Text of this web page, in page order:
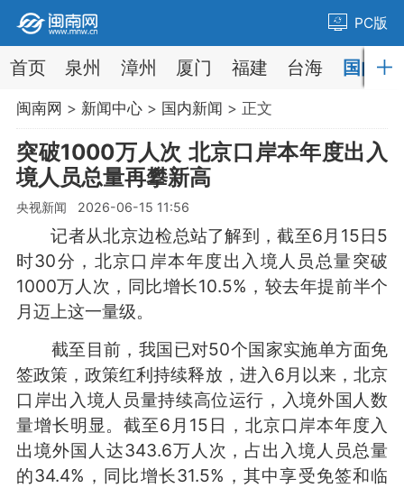
PC版
首页 泉州 漳州 厦门 福建 台海 国内
闽南网 > 新闻中心> 国内新闻 > 正文
突破1000万人次 北京口岸本年度出入
境人员总量再攀新高
央视新闻 2026-06-15 11:56
记者从北京边检总站了解到，截至6月15日5
时30分，北京口岸本年度出入境人员总量突破
1000万人次，同比增长10.5%，较去年提前半个
月迈上这一量级。
截至目前，我国已对50个国家实施单方面免
签政策，政策红利持续释放，进入6月以来，北京
口岸出入境人员量持续高位运行，入境外国人数
量增长明显。截至6月15日，北京口岸本年度入
出境外国人达343.6万人次，占出入境人员总量
的34.4%，同比增长31.5%，其中享受免签和临